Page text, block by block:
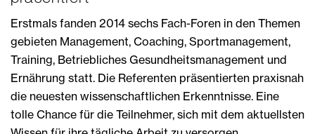
Erstmals fanden 2014 sechs Fach-Foren in den Themen
gebieten Management, Coaching, Sportmanagement,
Training, Betriebliches Gesundheitsmanagement und
Ernährung statt. Die Referenten präsentierten praxisnah
die neuesten wissenschaftlichen Erkenntnisse. Eine
tolle Chance für die Teilnehmer, sich mit dem aktuellsten